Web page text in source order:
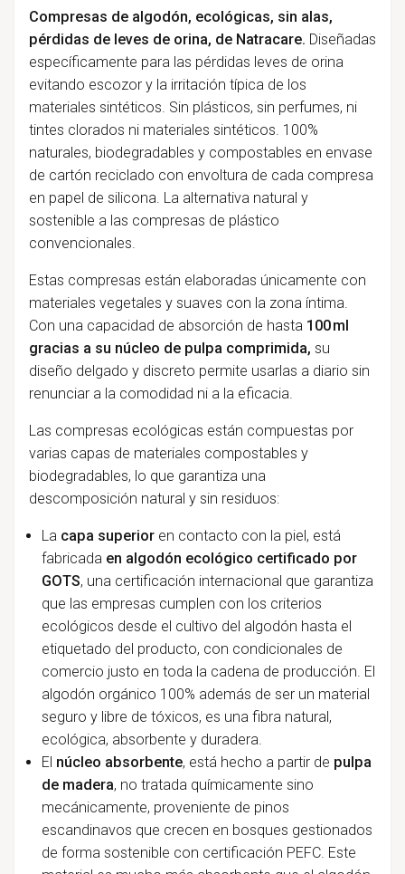
Compresas de algodón, ecológicas, sin alas,
pérdidas de leves de orina, de Natracare. Diseñadas
específicamente para las pérdidas leves de orina
evitando escozor y la irritación típica de los
materiales sintéticos. Sin plásticos, sin perfumes, ni
tintes clorados ni materiales sintéticos. 100%
naturales, biodegradables y compostables en envase
de cartón reciclado con envoltura de cada compresa
en papel de silicona. La alternativa natural y
sostenible a las compresas de plástico
convencionales.
Estas compresas están elaboradas únicamente con
materiales vegetales y suaves con la zona íntima.
Con una capacidad de absorción de hasta 100 ml
gracias a su núcleo de pulpa comprimida, su
diseño delgado y discreto permite usarlas a diario sin
renunciar a la comodidad ni a la eficacia.
Las compresas ecológicas están compuestas por
varias capas de materiales compostables y
biodegradables, lo que garantiza una
descomposición natural y sin residuos:
Lacapa superioren contacto con la piel, está
fabricada en algodón ecológico certificado por
GOTS, una certificación internacional que garantiza
que las empresas cumplen con los criterios
ecológicos desde el cultivo del algodón hasta el
etiquetado del producto, con condicionales de
comercio justo en toda la cadena de producción. El
algodón orgánico 100% además de ser un material
seguro y libre de tóxicos, es una fibra natural,
ecológica, absorbente y duradera.
El núcleo absorbente, está hecho a partir de pulpa
de madera, no tratada químicamente sino
mecánicamente, proveniente de pinos
escandinavos que crecen en bosques gestionados
de forma sostenible con certificación PEFC. Este